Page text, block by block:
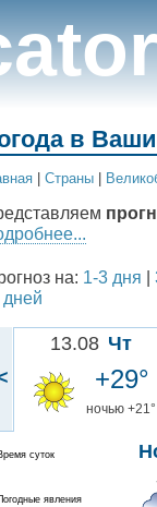
в
Cтраны
на: 1-3 дня
дней
13.08 Чт
+29°
ночью +21°
суток
явления